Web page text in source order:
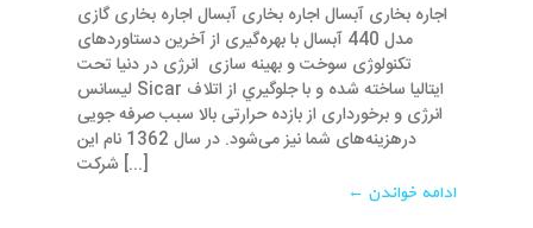
اجاره بخاری آبسال اجاره بخاری آبسال اجاره ﺑﺨﺎری گازی
مدل 440 آبسال با بهره‌گيری از آخرين دستاوردهای
تكنولوژی سوخت و بهينه سازی انرژی در دنيا تحت
ليسانس Sicar ايتاليا ساخته شده و با جلوگيري از اتلاف
انرژی و برخورداری از بازده حرارتی بالا سبب صرفه جويی
درهزينه‌های شما نيز می‌شود. در سال 1362 نام این
شرکت [...]
ادامه خواندن ←